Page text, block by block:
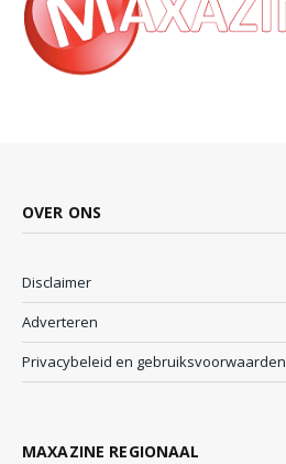
OVER ONS
Disclaimer
Adverteren
Privacybeleid en gebruiksvoorwaarden
MAXAZINE REGIONAAL